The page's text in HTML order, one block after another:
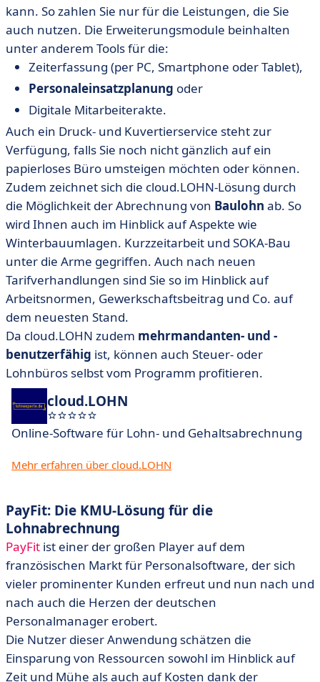
kann. So zahlen Sie nur für die Leistungen, die Sie
auch nutzen. Die Erweiterungsmodule beinhalten
unter anderem Tools für die:
Zeiterfassung (per PC, Smartphone oder Tablet),
Personaleinsatzplanung oder
Digitale Mitarbeiterakte.
Auch ein Druck- und Kuvertierservice steht zur
Verfügung, falls Sie noch nicht gänzlich auf ein
papierloses Büro umsteigen möchten oder können.
Zudem zeichnet sich die cloud.LOHN-Lösung durch
die Möglichkeit der Abrechnung von Baulohn ab. So
wird Ihnen auch im Hinblick auf Aspekte wie
Winterbauumlagen. Kurzzeitarbeit und SOKA-Bau
unter die Arme gegriffen. Auch nach neuen
Tarifverhandlungen sind Sie so im Hinblick auf
Arbeitsnormen, Gewerkschaftsbeitrag und Co. auf
dem neuesten Stand.
Da cloud.LOHN zudem mehrmandanten- und -
benutzerfähig ist, können auch Steuer- oder
Lohnbüros selbst vom Programm profitieren.
cloud.LOHN
Online-Software für Lohn- und Gehaltsabrechnung
Mehr erfahren über cloud.LOHN
PayFit: Die KMU-Lösung für die
Lohnabrechnung
PayFit ist einer der großen Player auf dem
französischen Markt für Personalsoftware, der sich
vieler prominenter Kunden erfreut und nun nach und
nach auch die Herzen der deutschen
Personalmanager erobert.
Die Nutzer dieser Anwendung schätzen die
Einsparung von Ressourcen sowohl im Hinblick auf
Zeit und Mühe als auch auf Kosten dank der